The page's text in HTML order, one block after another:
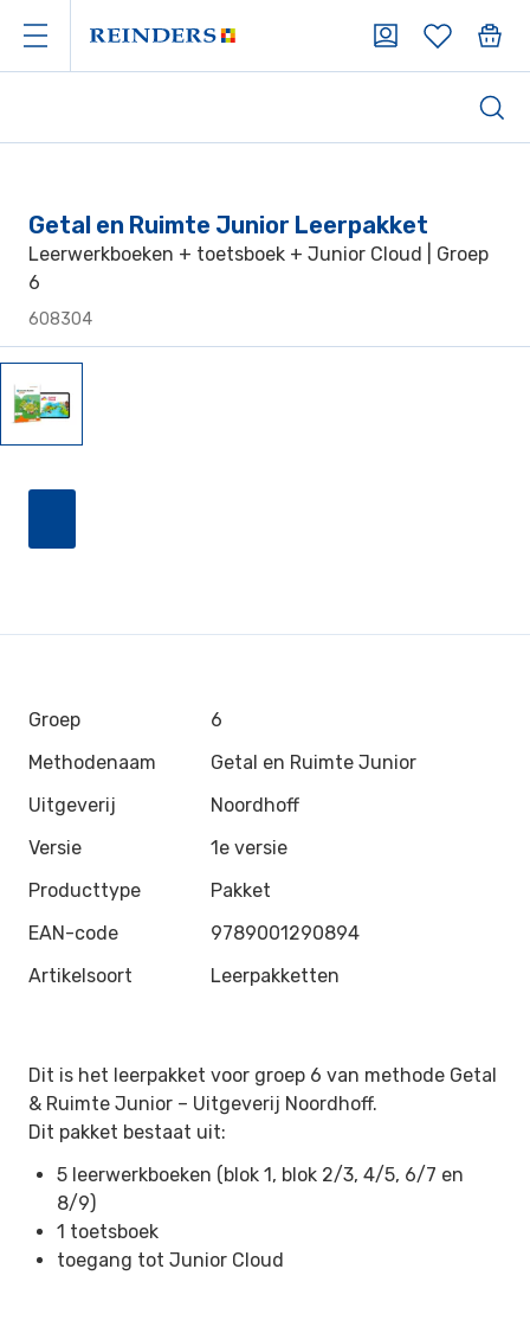
Getal en Ruimte Junior Leerpakket
Leerwerkboeken + toetsboek + Junior Cloud | Groep
6
608304
Groep
6
Methodenaam
Getal en Ruimte Junior
Uitgeverij
Noordhoff
Versie
1e versie
Producttype
Pakket
EAN-code
9789001290894
Artikelsoort
Leerpakketten
Dit is het leerpakket voor groep 6 van methode Getal
& Ruimte Junior – Uitgeverij Noordhoff.
Dit pakket bestaat uit:
5 leerwerkboeken (blok 1, blok 2/3, 4/5, 6/7 en
8/9)
1 toetsboek
toegang tot Junior Cloud